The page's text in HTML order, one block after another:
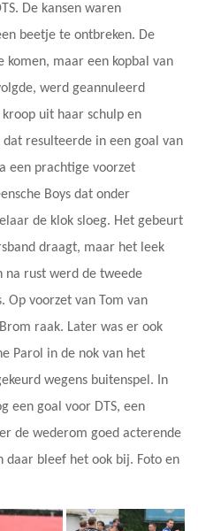
De kansen waren
beetje te ontbreken. De
komen, maar een kopbal van
werd geannuleerd
kroop uit haar schulp en
resulteerde in een goal van
een prachtige voorzet
Boys dat onder
de klok sloeg. Het gebeurt
draagt, maar het leek
na rust werd de tweede
Op voorzet van Tom van
raak. Later was er ook
Parol in de nok van het
wegens buitenspel. In
een goal voor DTS, een
de wederom goed acterende
daar bleef het ook bij. Foto en